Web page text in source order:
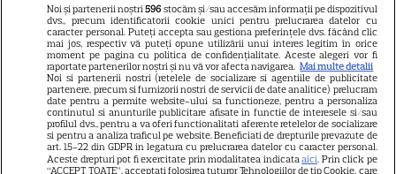
Tragerile loto din 30 iulie 2026.
Report de peste 8,89 milioane
de euro la Loto 6 din 49,
categoria I
De ce să nu arunci semințele
Noi și partenerii noștri596 stocăm și/sau accesăm informații pe dispozitivul
dvs., precum identificatorii cookie unici pentru prelucrarea datelor cu
caracter personal. Puteți accepta sau gestiona preferințele dvs. făcând clic
mai jos, respectiv vă puteți opune utilizării unui interes legitim în orice
moment pe pagina cu politica de confidențialitate. Aceste alegeri vor fi
raportate partenerilor noștri și nu vă vor afecta navigarea. Mai multe detalii
Noi si partenerii nostri (retelele de socializare si agentiile de publicitate
partenere, precum si furnizorii nostri de servicii de date analitice) prelucram
date pentru a permite website-ului sa functioneze, pentru a personaliza
continutul si anunturile publicitare afisate in functie de interesele si/sau
profilul dvs., pentru a va oferi functionalitati aferente retelelor de socializare
si pentru a analiza traficul pe website. Beneficiati de drepturile prevazute de
art. 15-22 din GDPR in legatura cu prelucrarea datelor cu caracter personal.
Aceste drepturi pot fi exercitate prin modalitatea indicataaici. Prin click pe
“ACCEPT TOATE”, acceptati folosirea tuturor Tehnologiilor de tip Cookie, care